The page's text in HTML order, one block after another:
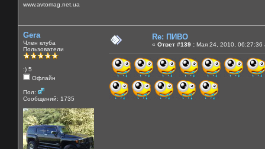
www.avtomag.net.ua
Gera
Член клуба
Пользователи
:) 5
Офлайн
Пол:
Сообщений: 1735
Re: ПИВО
« Ответ #139 : Мая 24, 2010, 06:27:36